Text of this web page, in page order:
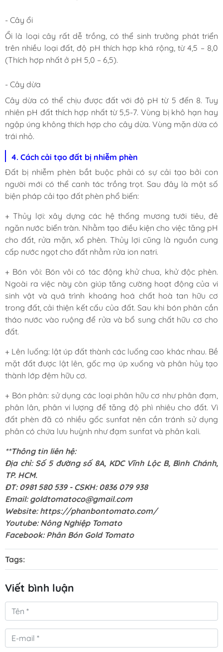
- Cây ổi
Ổi là loại cây rất dễ trồng, có thể sinh trưởng phát triển
trên nhiều loại đất, độ pH thích hợp khá rộng, từ 4,5 – 8,0
(Thích hợp nhất ở pH 5,0 – 6,5).
- Cây dừa
Cây dừa có thể chịu được đất với độ pH từ 5 đến 8. Tuy
nhiên pH đất thích hợp nhất từ 5,5-7. Vùng bị khô hạn hay
ngập úng không thích hợp cho cây dừa. Vùng mặn dừa có
trái nhỏ.
4. Cách cải tạo đất bị nhiễm phèn
Đất bị nhiễm phèn bắt buộc phải có sự cải tạo bởi con
người mới có thể canh tác trồng trọt. Sau đây là một số
biện pháp cải tạo đất phèn phổ biến:
+ Thủy lợi: xây dựng các hệ thống mương tưới tiêu, đê
ngăn nước biển tràn. Nhằm tạo điều kiện cho việc tăng pH
cho đất, rửa mặn, xổ phèn. Thủy lợi cũng là nguồn cung
cấp nước ngọt cho đất nhằm rửa ion natri.
+ Bón vôi: Bón vôi có tác động khử chua, khử độc phèn.
Ngoài ra việc này còn giúp tăng cường hoạt động của vi
sinh vật và quá trình khoáng hoá chất hoà tan hữu cơ
trong đất, cải thiện kết cấu của đất. Sau khi bón phân cần
tháo nước vào ruộng để rửa và bổ sung chất hữu cơ cho
đất.
+ Lên luống: lật úp đất thành các luống cao khác nhau. Bề
mặt đất được lật lên, gốc mạ úp xuống và phân hủy tạo
thành lớp đệm hữu cơ.
+ Bón phân: sử dụng các loại phân hữu cơ như phân đạm,
phân lân, phân vi lượng để tăng độ phì nhiêu cho đất. Vì
đất phèn đã có nhiều gốc sunfat nên cần tránh sử dụng
phân có chứa lưu huỳnh như đạm sunfat và phân kali.
**Thông tin liên hệ:
Địa chỉ: Số 5 đường số 8A, KDC Vĩnh Lộc B, Bình Chánh,
TP. HCM.
ĐT: 0981 580 539 - CSKH: 0836 079 938
Email: goldtomatoco@gmail.com
Website: https://phanbontomato.com/
Youtube: Nông Nghiệp Tomato
Facebook: Phân Bón Gold Tomato
Tags:
Viết bình luận